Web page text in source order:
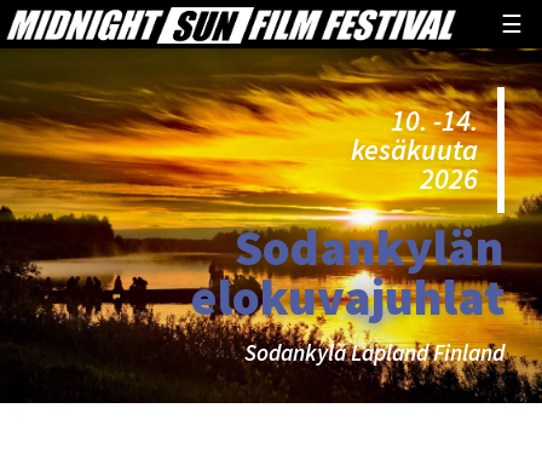
☰
10. -14.
kesäkuuta
2026
Sodankylän
elokuvajuhlat
Sodankylä Lapland Finland